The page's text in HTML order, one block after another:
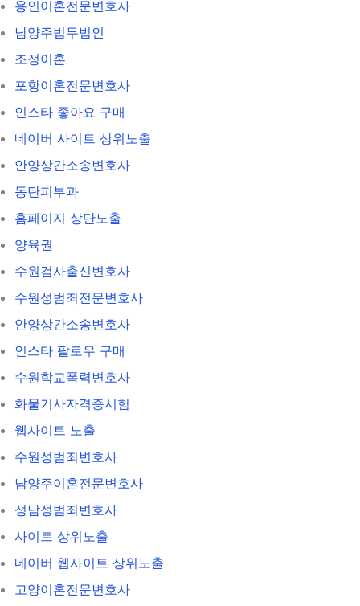
용인이혼전문변호사
남양주법무법인
조정이혼
포항이혼전문변호사
인스타 좋아요 구매
네이버 사이트 상위노출
안양상간소송변호사
동탄피부과
홈페이지 상단노출
양육권
수원검사출신변호사
수원성범죄전문변호사
안양상간소송변호사
인스타 팔로우 구매
수원학교폭력변호사
화물기사자격증시험
웹사이트 노출
수원성범죄변호사
남양주이혼전문변호사
성남성범죄변호사
사이트 상위노출
네이버 웹사이트 상위노출
고양이혼전문변호사